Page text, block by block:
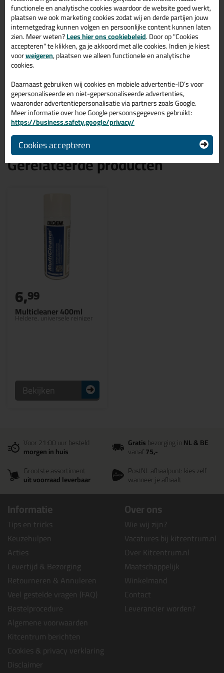
De Bloem TixoRoof heeft in het algemeen een uitstekende
aanhechting op de ondergronden die in deze situaties gebruikelijk
zijn, zoals: bitumen, beton, hout, steen, glas en de meeste
metalen. De TixoRoof hecht ook op vochtige ondergronden!
Kenmerken van de Bloem TixoRoof
Direct te verspuiten zonder verwarming
Hecht normaal op de meeste ondergronden
Hoge isolerende eigenschappen
Beschermt tegen roest en vocht
Gerelateerde producten
Multicleaner 400ml
Heldere, universele reiniger
6,99
Bekijken
Voor 21:00 uur besteld
morgen in huis
Gratisbezorging inNL & BE
vanaf75,-
Grootste assortiment
uit voorraad leverbaar
PostNL afhaalpunt: kies zelf
wanneer je afhaalt
Informatie
Tips en tricks
Keuzehulpen
Acties
Levertijd & Bezorging
Retourneren & Annuleren
Veel gestelde vragen (FAQ)
Bestelprocedure
Algemene voorwaarden
Kitcentrum berichten
Cookies & privacy verklaring
Disclaimer
Over ons
Wie wij zijn?
Vacatures bij kitcentrum.nl
Over Kitcentrum.nl
Maatschappelijk
Winkelmand
Contact
Leverancier worden?
functionele en analytische cookies waardoor de website goed werkt,
plaatsen we ook marketing cookies zodat wij en derde partijen jouw
internetgedrag kunnen volgen en persoonlijke content kunnen laten
zien. Meer weten?Lees hier ons cookiebeleid. Door op "Cookies
accepteren" te klikken, ga je akkoord met alle cookies. Indien je kiest
voorweigeren, plaatsen we alleen functionele en analytische
cookies.
Daarnaast gebruiken wij cookies en mobiele advertentie-ID’s voor
gepersonaliseerde en niet-gepersonaliseerde advertenties,
waaronder advertentiepersonalisatie via partners zoals Google.
Meer informatie over hoe Google persoonsgegevens gebruikt:
https://business.safety.google/privacy/
Cookies accepteren